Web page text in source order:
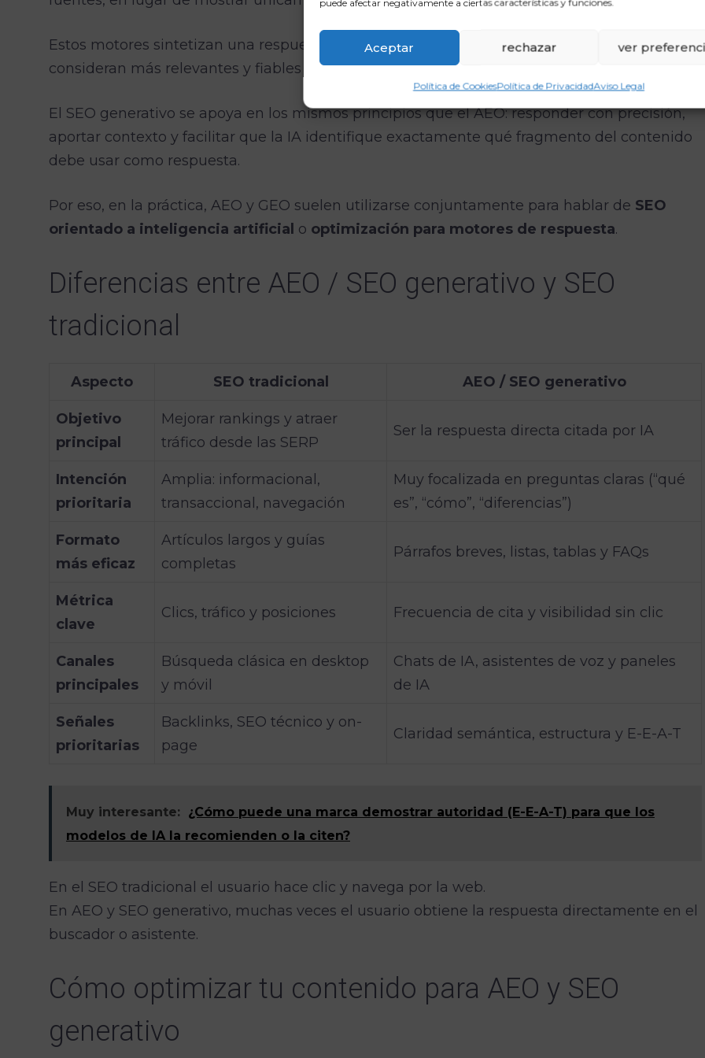
puede afectar negativamente a ciertas características y funciones.
Aceptar rechazar ver
Política de CookiesPolítica de PrivacidadAviso Legal
Estos motores sintetizan una respuesta extensa y citan o enlazan a los contenidos que
consideran más relevantes y fiables para responder a la pregunta del usuario.
El SEO generativo se apoya en los mismos principios que el AEO: responder con precisión,
aportar contexto y facilitar que la IA identifique exactamente qué fragmento del contenido
debe usar como respuesta.
Por eso, en la práctica, AEO y GEO suelen utilizarse conjuntamente para hablar de SEO
orientado a inteligencia artificial o optimización para motores de respuesta.
Diferencias entre AEO / SEO generativo y SEO
tradicional
Aspecto SEO tradicional AEO / SEO generativo
Objetivo
principal
Mejorar rankings y atraer
tráfico desde las SERP
Ser la respuesta directa citada por IA
Intención
prioritaria
Amplia: informacional,
transaccional, navegación
Muy focalizada en preguntas claras (“qué
es”, “cómo”, “diferencias”)
Formato
más eficaz
Artículos largos y guías
completas
Párrafos breves, listas, tablas y FAQs
Métrica
clave
Clics, tráfico y posiciones Frecuencia de cita y visibilidad sin clic
Canales
principales
Búsqueda clásica en desktop
y móvil
Chats de IA, asistentes de voz y paneles
de IA
Señales
prioritarias
Backlinks, SEO técnico y on-
page
Claridad semántica, estructura y E-E-A-T
Muy interesante: ¿Cómo puede una marca demostrar autoridad (E-E-A-T) para que los
modelos de IA la recomienden o la citen?
En el SEO tradicional el usuario hace clic y navega por la web.
En AEO y SEO generativo, muchas veces el usuario obtiene la respuesta directamente en el
buscador o asistente.
Cómo optimizar tu contenido para AEO y SEO
generativo